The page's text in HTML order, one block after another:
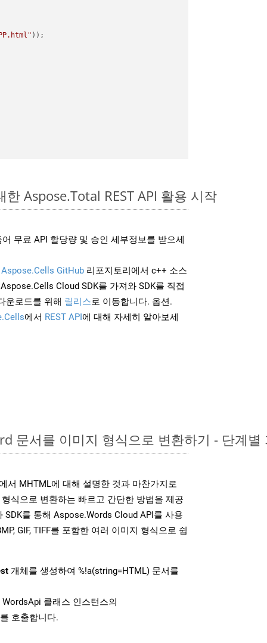
Aspose.Total REST API 활용 시작
무료 API 할당량 및 승인 세부정보를 받으세
Aspose.Cells GitHub 리포지토리에서 c++ 소스
Cloud SDK를 가져와 SDK를 직접
운로드를 위해 릴리스로 이동합니다. 옵션.
에서 REST API에 대해 자세히 알아보세
문서를 이미지 형식으로 변환하기 - 단계별
서 MHTML에 대해 설명한 것과 마찬가지로
식으로 변환하는 빠르고 간단한 방법을 제공
SDK를 통해 Aspose.Words Cloud API를 사용
GIF, TIFF를 포함한 여러 이미지 형식으로 쉽
개체를 생성하여 %!a(string=HTML) 문서를
클래스 인스턴스의
호출합니다.